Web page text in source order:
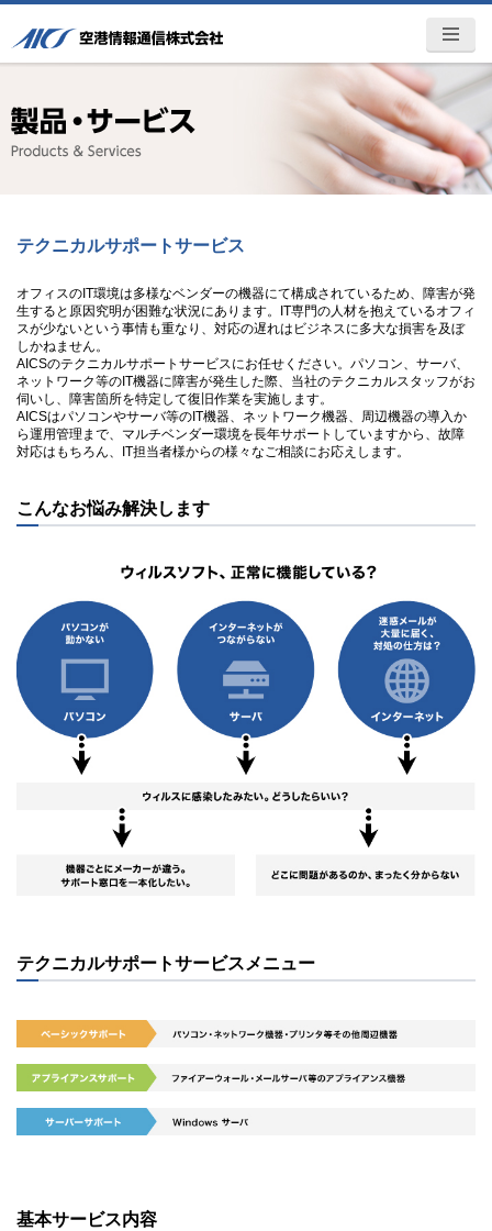
テクニカルサポートサービス
オフィスのIT環境は多様なベンダーの機器にて構成されているため、障害が発
生すると原因究明が困難な状況にあります。IT専門の人材を抱えているオフィ
スが少ないという事情も重なり、対応の遅れはビジネスに多大な損害を及ぼ
しかねません。
AICSのテクニカルサポートサービスにお任せください。パソコン、サーバ、
ネットワーク等のIT機器に障害が発生した際、当社のテクニカルスタッフがお
伺いし、障害箇所を特定して復旧作業を実施します。
AICSはパソコンやサーバ等のIT機器、ネットワーク機器、周辺機器の導入か
ら運用管理まで、マルチベンダー環境を長年サポートしていますから、故障
対応はもちろん、IT担当者様からの様々なご相談にお応えします。
こんなお悩み解決します
テクニカルサポートサービスメニュー
基本サービス内容